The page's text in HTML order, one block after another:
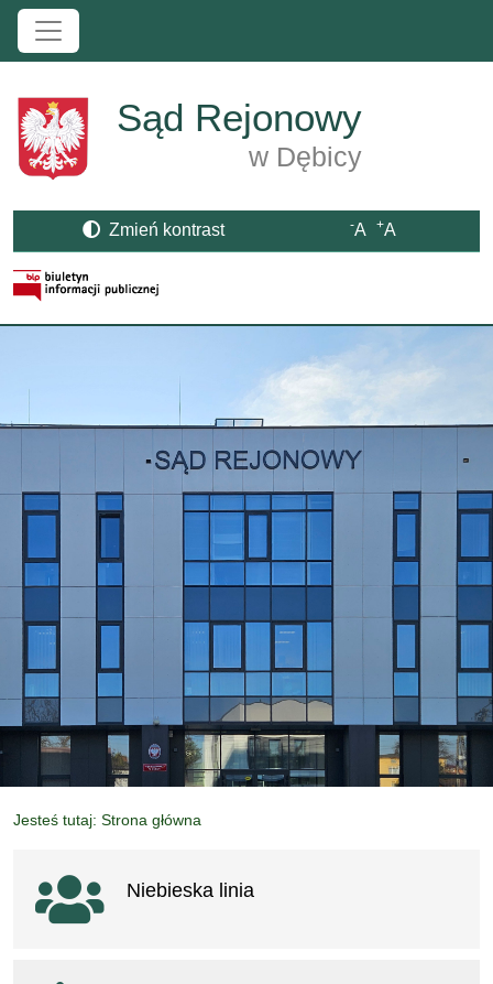
Przejdź do treści
Sąd Rejonowy
w Dębicy
Zmień kontrast -A +A
Strona BIP otwiera się w nowym oknie
Jesteś tutaj: Strona główna
Ważne linki
Niebieska linia